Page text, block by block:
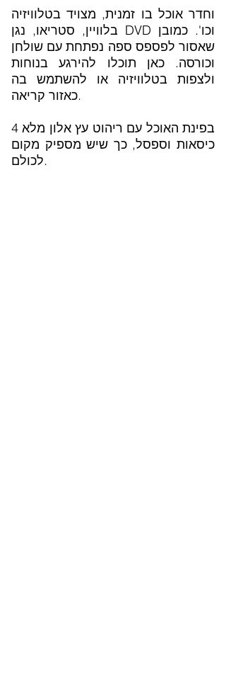
וחדר אוכל בו זמנית, מצויד בטלוויזיה
בלוויין, סטריאו, נגן DVD וכו'. כמובן
שאסור לפספס ספה נפתחת עם שולחן
וכורסה. כאן תוכלו להירגע בנוחות
ולצפות בטלוויזיה או להשתמש בה
כאזור קריאה.
בפינת האוכל עם ריהוט עץ אלון מלא 4
כיסאות וספסל, כך שיש מספיק מקום
לכולם.